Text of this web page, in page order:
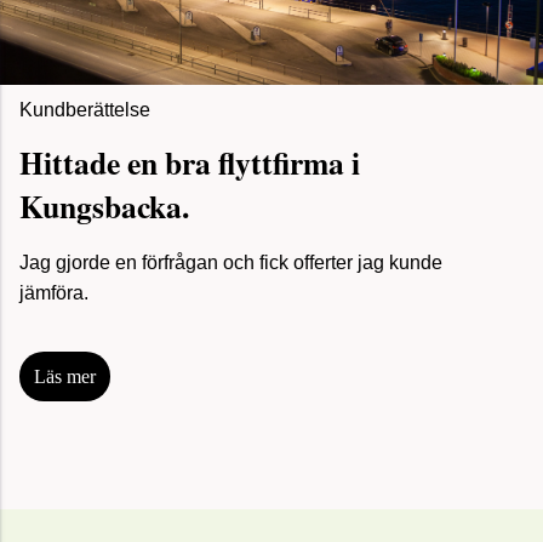
Kundberättelse
Hittade en bra flyttfirma i
Kungsbacka.
Jag gjorde en förfrågan och fick offerter jag kunde
jämföra.
Läs mer